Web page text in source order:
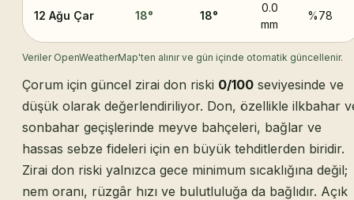
12 Ağu Çar 18° 18°
0.0
mm
%78
Veriler OpenWeatherMap'ten alınır ve gün içinde otomatik güncellenir.
Çorum için güncel zirai don riski 0/100 seviyesinde ve
düşük olarak değerlendiriliyor. Don, özellikle ilkbahar
sonbahar geçişlerinde meyve bahçeleri, bağlar ve
hassas sebze fideleri için en büyük tehditlerden biridir.
Zirai don riski yalnızca gece minimum sıcaklığına değil;
nem oranı, rüzgâr hızı ve bulutluluğa da bağlıdır. Açık